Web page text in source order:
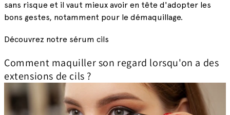
sans risque et il vaut mieux avoir en tête d'adopter les
bons gestes, notamment pour le démaquillage.
Découvrez notre sérum cils
Comment maquiller son regard lorsqu'on a des
extensions de cils ?